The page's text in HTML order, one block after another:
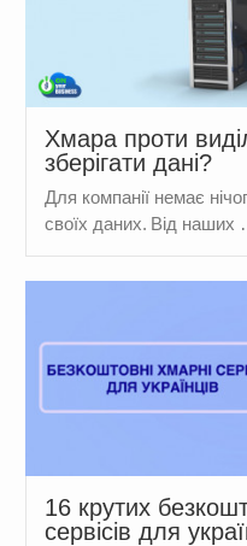
Хмара проти
зберігати дані?
Для компанії немає
своїх даних. Від наших
16 крутих
сервісів для